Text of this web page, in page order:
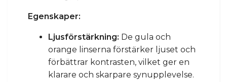
Egenskaper:
Ljusförstärkning: De gula och
orange linserna förstärker ljuset och
förbättrar kontrasten, vilket ger en
klarare och skarpare synupplevelse.